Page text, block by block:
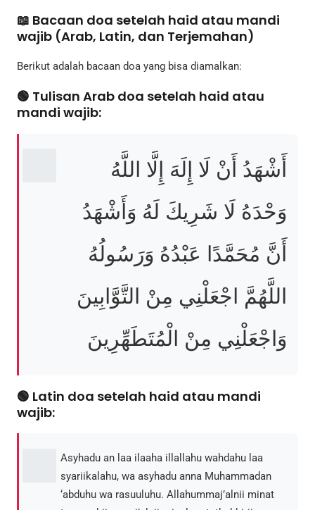
📖 Bacaan doa setelah haid atau mandi
wajib (Arab, Latin, dan Terjemahan)
Berikut adalah bacaan doa yang bisa diamalkan:
🟢 Tulisan Arab doa setelah haid atau
mandi wajib:
أَشْهَدُ أَنْ لَا إِلَهَ إِلَّا اللَّهُ
وَحْدَهُ لَا شَرِيكَ لَهُ وَأَشْهَدُ
أَنَّ مُحَمَّدًا عَبْدُهُ وَرَسُولُهُ
اللَّهُمَّ اجْعَلْنِي مِنْ التَّوَّابِينَ
وَاجْعَلْنِي مِنْ الْمُتَطَهِّرِينَ
🟢 Latin doa setelah haid atau mandi
wajib:
Asyhadu an laa ilaaha illallahu wahdahu laa
syariikalahu, wa asyhadu anna Muhammadan
‘abduhu wa rasuuluhu. Allahummaj’alnii minat